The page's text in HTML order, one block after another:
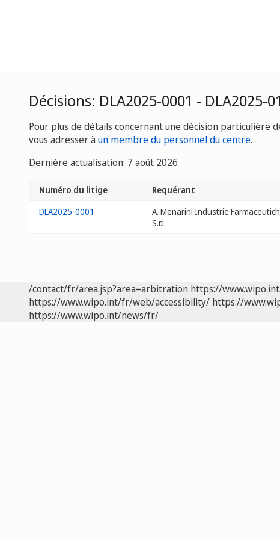
Décisions: DLA2025-0001 - DLA2025-
Pour plus de détails concernant une décision particulière
vous adresser àun membre du personnel du centre.
Dernière actualisation: 7 août 2026
Numéro du litige Requérant
DLA2025-0001
A. Menarini Industrie
S.r.l.
/contact/fr/area.jsp?area=arbitration https://
https://www.wipo.int/fr/web/accessibility/ https://
https://www.wipo.int/news/fr/